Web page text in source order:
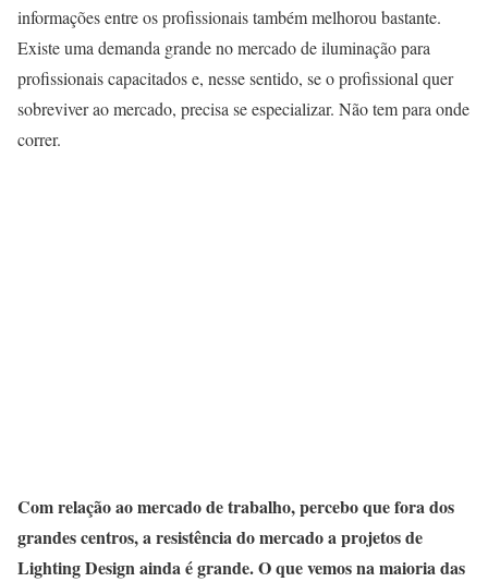
informações entre os profissionais também melhorou bastante.
Existe uma demanda grande no mercado de iluminação para
profissionais capacitados e, nesse sentido, se o profissional quer
sobreviver ao mercado, precisa se especializar. Não tem para onde
correr.
Com relação ao mercado de trabalho, percebo que fora dos
grandes centros, a resistência do mercado a projetos de
Lighting Design ainda é grande. O que vemos na maioria das